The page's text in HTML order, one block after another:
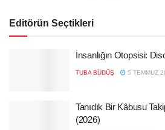
Editörün Seçtikleri
İnsanlığın Otopsisi:
TUBA BÜDÜŞ 5 TEMMUZ
Tanıdık Bir Kâbusu
(2026)